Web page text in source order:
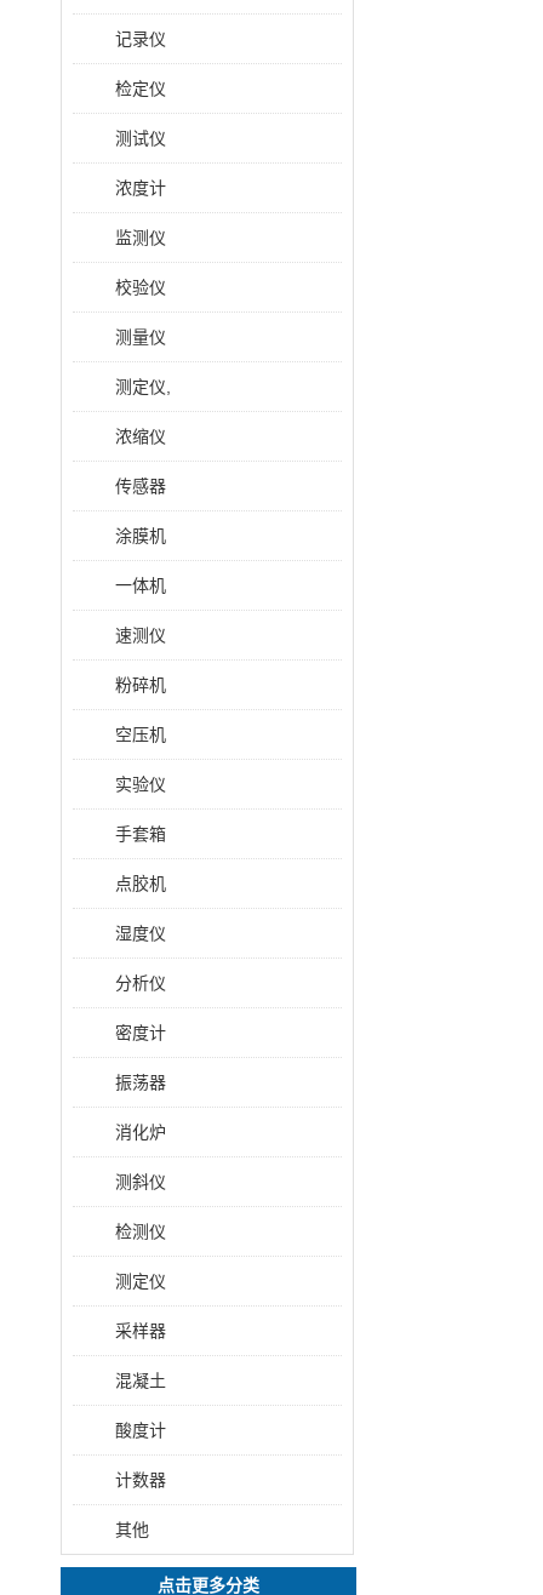
记录仪
检定仪
测试仪
浓度计
监测仪
校验仪
测量仪
测定仪,
浓缩仪
传感器
涂膜机
一体机
速测仪
粉碎机
空压机
实验仪
手套箱
点胶机
湿度仪
分析仪
密度计
振荡器
消化炉
测斜仪
检测仪
测定仪
采样器
混凝土
酸度计
计数器
其他
点击更多分类